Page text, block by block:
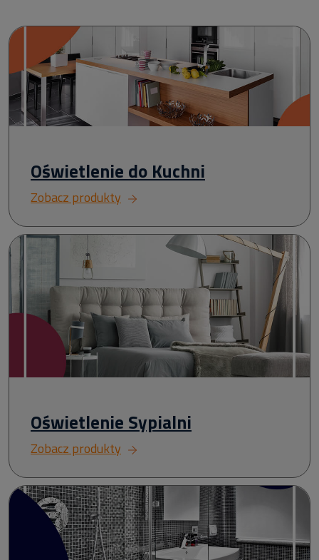
Oświetlenie do Kuchni
Zobacz produkty
Oświetlenie Sypialni
Zobacz produkty